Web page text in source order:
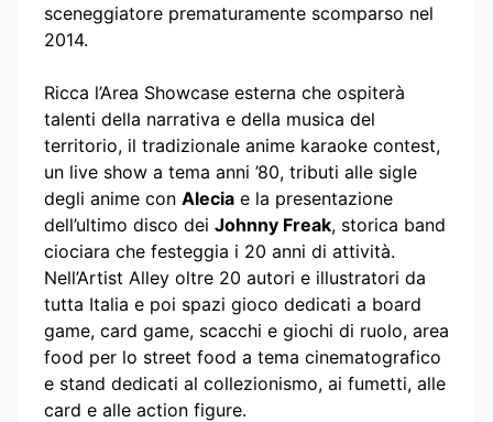
sceneggiatore prematuramente scomparso nel
2014.
Ricca l’Area Showcase esterna che ospiterà
talenti della narrativa e della musica del
territorio, il tradizionale anime karaoke contest,
un live show a tema anni ’80, tributi alle sigle
degli anime con Alecia e la presentazione
dell’ultimo disco dei Johnny Freak, storica band
ciociara che festeggia i 20 anni di attività.
Nell’Artist Alley oltre 20 autori e illustratori da
tutta Italia e poi spazi gioco dedicati a board
game, card game, scacchi e giochi di ruolo, area
food per lo street food a tema cinematografico
e stand dedicati al collezionismo, ai fumetti, alle
card e alle action figure.